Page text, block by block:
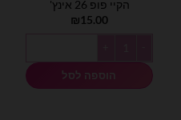
הקיי פופ 26 אינץ'
₪15.00
הוספה לסל